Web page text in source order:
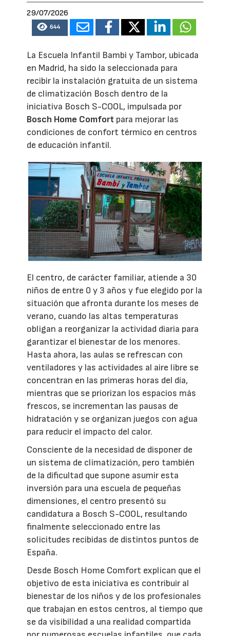
29/07/2026
644
La Escuela Infantil Bambi y Tambor, ubicada
en Madrid, ha sido la seleccionada para
recibir la instalación gratuita de un sistema
de climatización Bosch dentro de la
iniciativa Bosch S-COOL, impulsada por
Bosch Home Comfort para mejorar las
condiciones de confort térmico en centros
de educación infantil.
El centro, de carácter familiar, atiende a 30
niños de entre 0 y 3 años y fue elegido por la
situación que afronta durante los meses de
verano, cuando las altas temperaturas
obligan a reorganizar la actividad diaria para
garantizar el bienestar de los menores.
Hasta ahora, las aulas se refrescan con
ventiladores y las actividades al aire libre se
concentran en las primeras horas del día,
mientras que se priorizan los espacios más
frescos, se incrementan las pausas de
hidratación y se organizan juegos con agua
para reducir el impacto del calor.
Consciente de la necesidad de disponer de
un sistema de climatización, pero también
de la dificultad que supone asumir esta
inversión para una escuela de pequeñas
dimensiones, el centro presentó su
candidatura a Bosch S-COOL, resultando
finalmente seleccionado entre las
solicitudes recibidas de distintos puntos de
España.
Desde Bosch Home Comfort explican que el
objetivo de esta iniciativa es contribuir al
bienestar de los niños y de los profesionales
que trabajan en estos centros, al tiempo que
se da visibilidad a una realidad compartida